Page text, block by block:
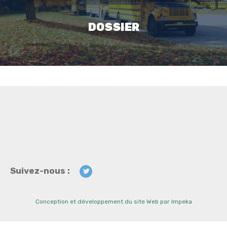
DOSSIER
Suivez-nous :
Conception et développement du site Web par Impeka